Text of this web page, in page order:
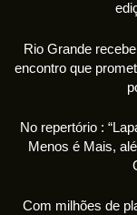
Rio Grande
encontro que
No repertório :
Menos é Mais,
Com milhões de